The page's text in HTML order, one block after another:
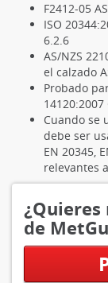
F2412-05
ISO
6.2.6
AS/NZS
el calzado
Probado
Cuando se
debe ser
EN 20345,
relevantes
de